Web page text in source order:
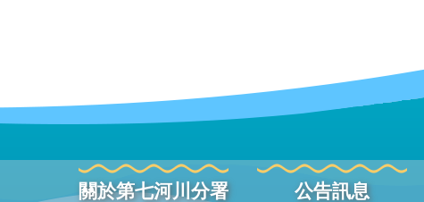
關於第七河川分署 公告訊息